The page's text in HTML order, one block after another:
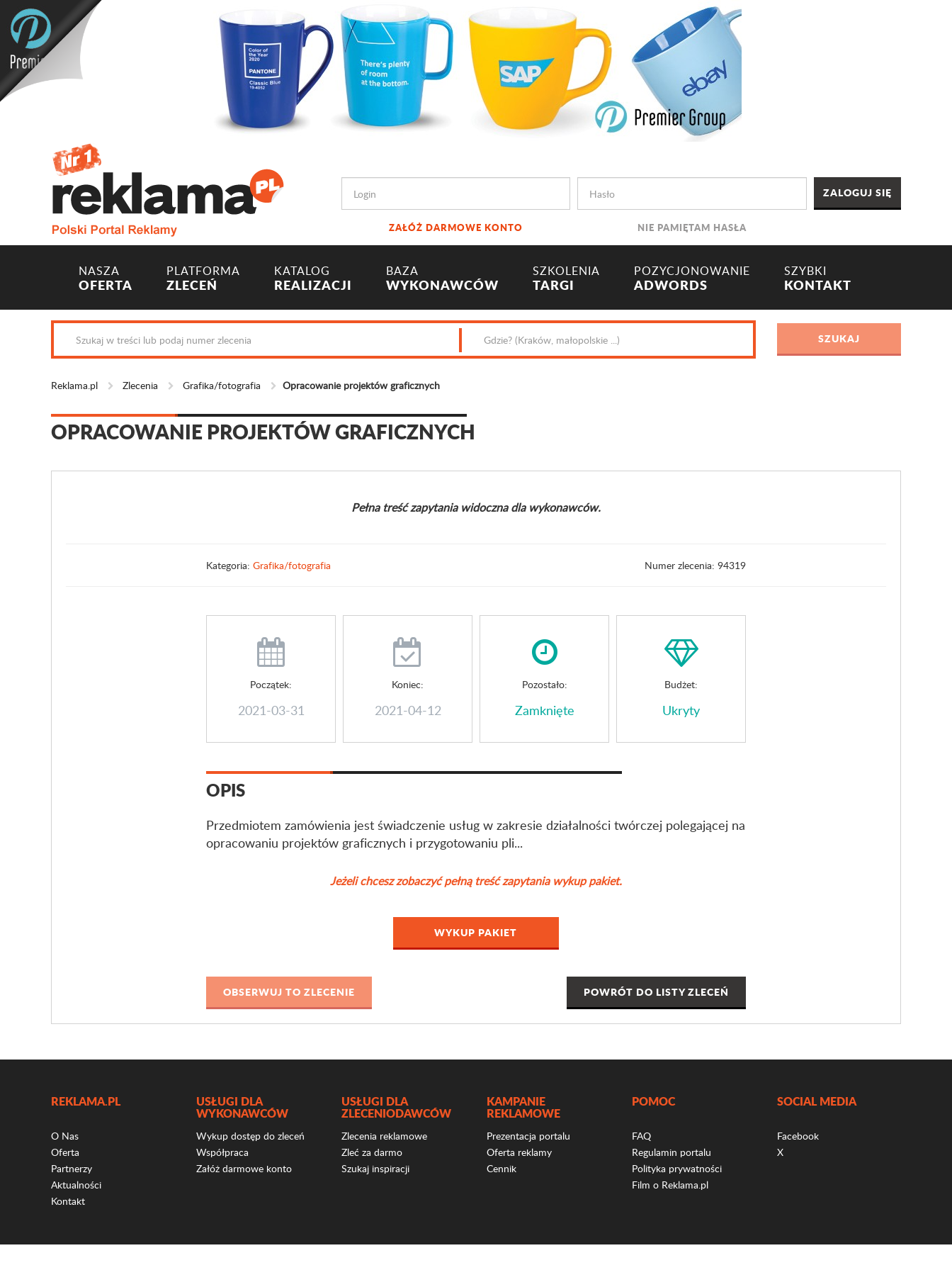
ZAŁÓŻ DARMOWE KONTO NIE PAMIĘTAM HASŁA
NASZA
OFERTA
PLATFORMA
ZLECEŃ
KATALOG
REALIZACJI
BAZA
WYKONAWCÓW
SZKOLENIA
TARGI
POZYCJONOWANIE
ADWORDS
SZYBKI
KONTAKT
Reklama.pl Zlecenia Grafika/fotografia Opracowanie projektów graficznych
OPRACOWANIE PROJEKTÓW GRAFICZNYCH
Pełna treść zapytania widoczna dla wykonawców.
Kategoria: Grafika/fotografia Numer zlecenia: 94319
Początek:
2021-03-31
Koniec:
2021-04-12
Pozostało:
Zamknięte
Budżet:
Ukryty
OPIS
Przedmiotem zamówienia jest świadczenie usług w zakresie działalności twórczej polegającej na
opracowaniu projektów graficznych i przygotowaniu pli...
Jeżeli chcesz zobaczyć pełną treść zapytania wykup pakiet.
WYKUP PAKIET
POWRÓT DO LISTY ZLECEŃ
REKLAMA.PL
O Nas
Oferta
Partnerzy
Aktualności
Kontakt
USŁUGI DLA
WYKONAWCÓW
Wykup dostęp do zleceń
Współpraca
Załóż darmowe konto
USŁUGI DLA
ZLECENIODAWCÓW
Zlecenia reklamowe
Zleć za darmo
Szukaj inspiracji
KAMPANIE
REKLAMOWE
Prezentacja portalu
Oferta reklamy
Cennik
POMOC
FAQ
Regulamin portalu
Polityka prywatności
Film o Reklama.pl
SOCIAL MEDIA
Facebook
X